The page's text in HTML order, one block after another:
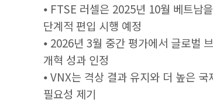
⦁ FTSE 러셀은 2025년 10월 베트
단계적 편입 시행 예정
⦁ 2026년 3월 중간 평가에서 글로벌
개혁 성과 인정
⦁ VNX는 격상 결과 유지와 더 높은
필요성 제기